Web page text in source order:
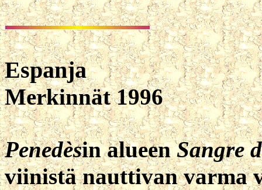
Espanja
Merkinnät 1996
Penedèsin alueenSangre
viinistä nauttivan varma